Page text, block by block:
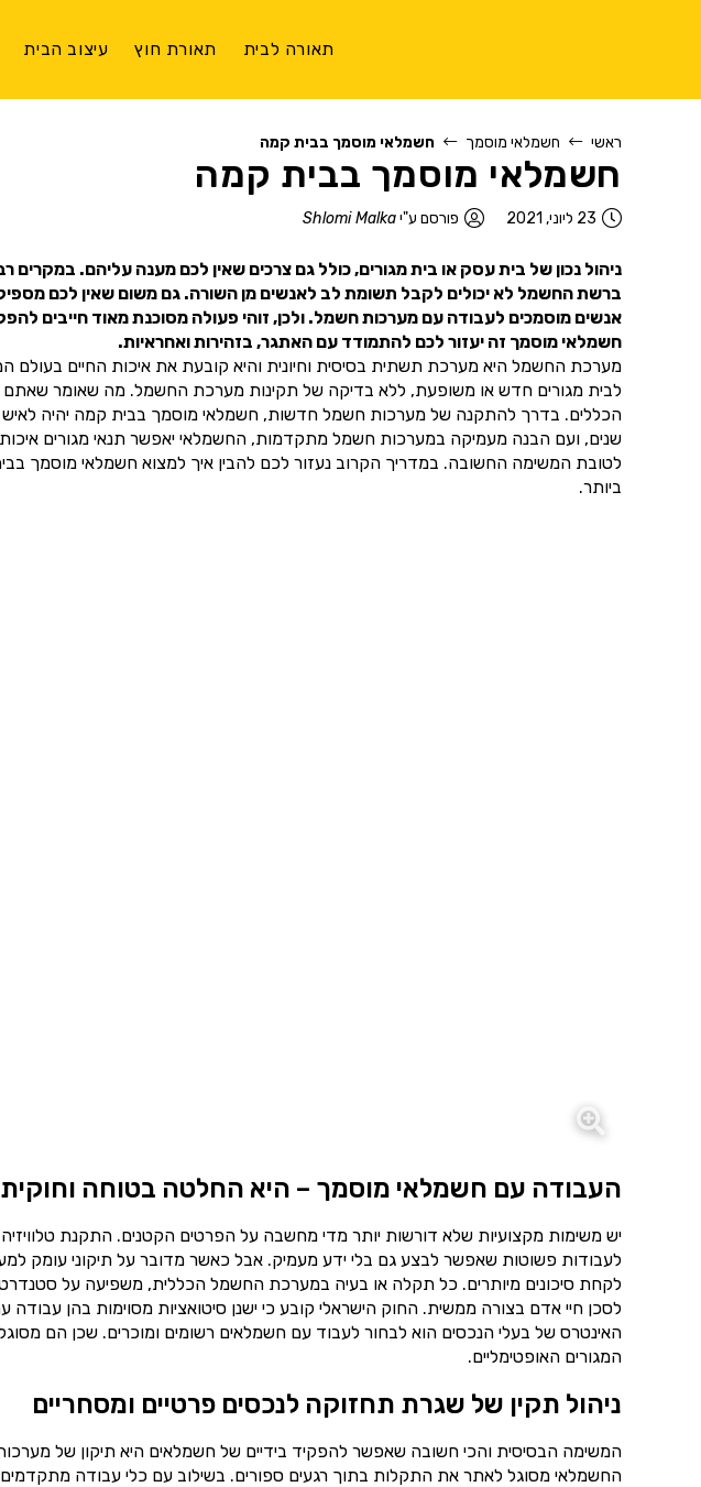
תאורה לבית תאורת חוץ עיצוב הבית
ראשי חשמלאי מוסמך חשמלאי מוסמך בבית קמה
חשמלאי מוסמך בבית קמה
23 ליוני, 2021 פורסם ע"יShlomi Malka
ניהול נכון של בית עסק או בית מגורים, כולל גם צרכים שאין לכם מענה עליהם. במקרים
ברשת החשמל לא יכולים לקבל תשומת לב לאנשים מן השורה. גם משום שאין לכם
אנשים מוסמכים לעבודה עם מערכות חשמל. ולכן, זוהי פעולה מסוכנת מאוד חייבים
חשמלאי מוסמך זה יעזור לכם להתמודד עם האתגר, בזהירות ואחראיות.
מערכת החשמל היא מערכת תשתית בסיסית וחיונית והיא קובעת את איכות החיים בעולם
לבית מגורים חדש או משופעת, ללא בדיקה של תקינות מערכת החשמל. מה שאומר שאתם
הכללים. בדרך להתקנה של מערכות חשמל חדשות, חשמלאי מוסמך בבית קמה יהיה לאיש
שנים, ועם הבנה מעמיקה במערכות חשמל מתקדמות, החשמלאי יאפשר תנאי מגורים
לטובת המשימה החשובה. במדריך הקרוב נעזור לכם להבין איך למצוא חשמלאי מוסמך
ביותר.
העבודה עם חשמלאי מוסמך – היא החלטה בטוחה וחוקית
יש משימות מקצועיות שלא דורשות יותר מדי מחשבה על הפרטים הקטנים. התקנת
לעבודות פשוטות שאפשר לבצע גם בלי ידע מעמיק. אבל כאשר מדובר על תיקוני עומק
לקחת סיכונים מיותרים. כל תקלה או בעיה במערכת החשמל הכללית, משפיעה על
לסכן חיי אדם בצורה ממשית. החוק הישראלי קובע כי ישנן סיטואציות מסוימות בהן
האינטרס של בעלי הנכסים הוא לבחור לעבוד עם חשמלאים רשומים ומוכרים. שכן הם
המגורים האופטימליים.
ניהול תקין של שגרת תחזוקה לנכסים פרטיים ומסחריים
המשימה הבסיסית והכי חשובה שאפשר להפקיד בידיים של חשמלאים היא תיקון של
החשמלאי מסוגל לאתר את התקלות בתוך רגעים ספורים. בשילוב עם כלי עבודה מתקדמים